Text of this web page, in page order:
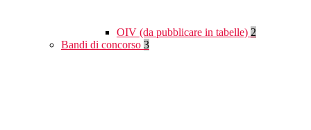
OIV (da pubblicare in tabelle) 2
Bandi di concorso 3